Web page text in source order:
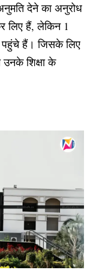
देने का अनुरोध
लिए हैं, लेकिन 1
हैं। जिसके लिए
उनके शिक्षा के